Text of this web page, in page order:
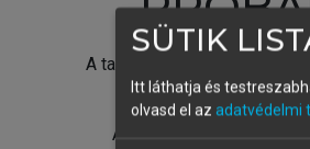
A tartalom megtekintéséhez
Új
A próbaidőszak
SÜTIK
Itt láthatja és
olvasd el az adatvédelmi